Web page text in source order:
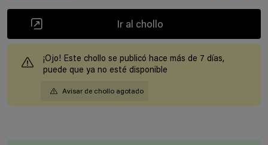
Ir al chollo
¡Ojo! Este chollo se publicó hace más de 7 días,
puede que ya no esté disponible
Avisar de chollo agotado